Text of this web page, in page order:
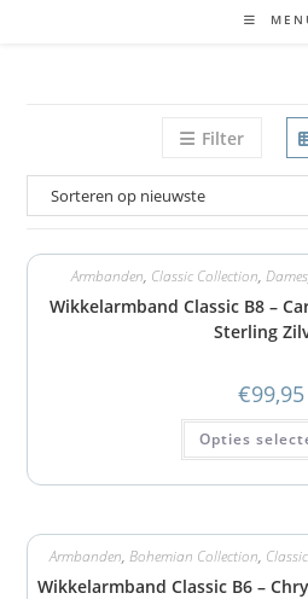
Filter
Armbanden, Classic Collection, Dames
Wikkelarmband Classic B8 –
Sterling
€99,95
Opties
Armbanden, Bohemian Collection,
Wikkelarmband Classic B6 –